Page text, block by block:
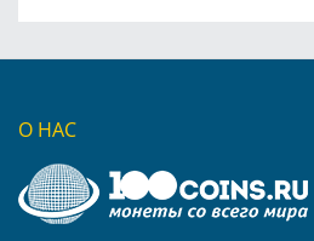
О НАС